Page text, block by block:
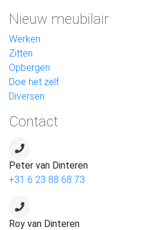
Nieuw meubilair
Werken
Zitten
Opbergen
Doe het zelf
Diversen
Contact
Peter van Dinteren
+31 6 23 88 68 73
Roy van Dinteren